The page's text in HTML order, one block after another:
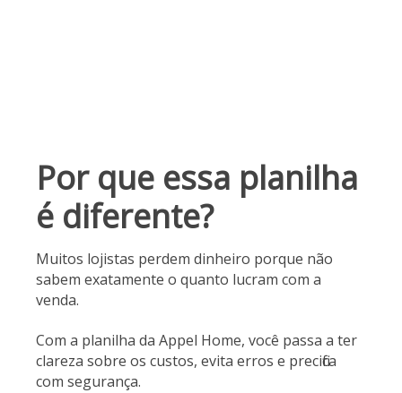
Por que essa planilha
é diferente?
Muitos lojistas perdem dinheiro porque não
sabem exatamente o quanto lucram com a
venda.
Com a planilha da Appel Home, você passa a ter
clareza sobre os custos, evita erros e precifica
com segurança.